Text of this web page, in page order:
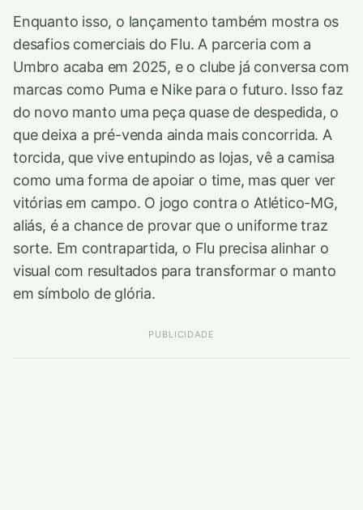
Enquanto isso, o lançamento também mostra os
desafios comerciais do Flu. A parceria com a
Umbro acaba em 2025, e o clube já conversa com
marcas como Puma e Nike para o futuro. Isso faz
do novo manto uma peça quase de despedida, o
que deixa a pré-venda ainda mais concorrida. A
torcida, que vive entupindo as lojas, vê a camisa
como uma forma de apoiar o time, mas quer ver
vitórias em campo. O jogo contra o Atlético-MG,
aliás, é a chance de provar que o uniforme traz
sorte. Em contrapartida, o Flu precisa alinhar o
visual com resultados para transformar o manto
em símbolo de glória.
PUBLICIDADE